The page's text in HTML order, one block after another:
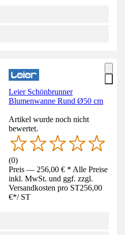
Leier Schönbrunner
Blumenwanne Rund Ø50 cm
Artikel wurde noch nicht
bewertet.
(0)
Preis — 256,00 € * Alle Preise
inkl. MwSt. und ggf. zzgl.
Versandkosten pro ST256,00
€*/ ST